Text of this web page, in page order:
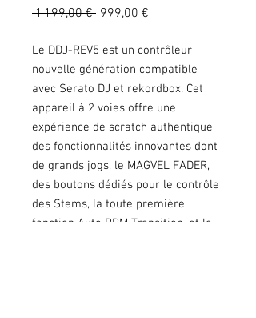
1 199,00 € Prix
999,00 €
Le DDJ-REV5 est un contrôleur
nouvelle génération compatible
avec Serato DJ et rekordbox. Cet
appareil à 2 voies offre une
expérience de scratch authentique
des fonctionnalités innovantes dont
de grands jogs, le MAGVEL FADER,
des boutons dédiés pour le contrôle
des Stems, la toute première
fonction Auto BPM Transition, et le